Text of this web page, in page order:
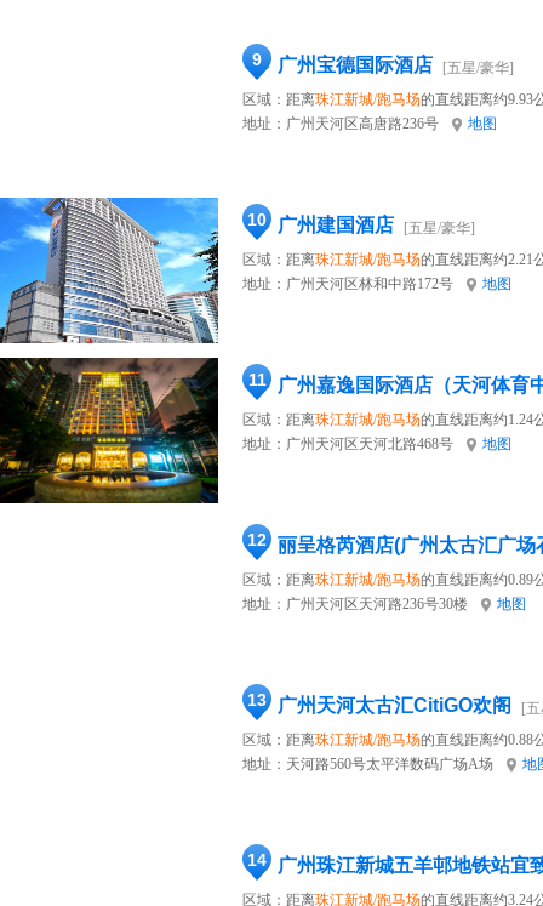
9 广州宝德国际酒店
[五星/豪华]
区域：距离珠江新城/跑马场的直线距离约9.93
地址： 广州天河区高唐路236号 地图
10 广州建国酒店
[五星/豪华]
区域：距离珠江新城/跑马场的直线距离约2.21
地址： 广州天河区林和中路172号 地图
11 广州嘉逸国际酒店（天河体育
区域：距离珠江新城/跑马场的直线距离约1.24
地址： 广州天河区天河北路468号 地图
12 丽呈格芮酒店(广州太古汇广场
区域：距离珠江新城/跑马场的直线距离约0.89
地址： 广州天河区天河路236号30楼 地图
13 广州天河太古汇CitiGO欢阁
[
区域：距离珠江新城/跑马场的直线距离约0.88
地址： 天河路560号太平洋数码广场A场 地
14 广州珠江新城五羊邨地铁站宜
区域：距离珠江新城/跑马场的直线距离约3.24